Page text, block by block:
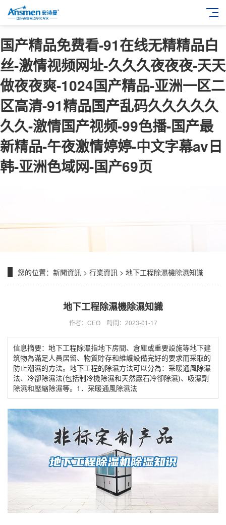
国产精品免费看-91在线无精精品白
丝-激情视频网址-久久久夜夜夜-天天
做夜夜爽-1024国产精品-亚洲一区二
区高清-91精品国产乱码久久久久久
久久-激情国产视频-99色播-国产最
新精品-午夜激情婷婷-中文字幕av日
韩-亚洲色域网-国产69页
您的位置： 新聞資訊 > 行業資訊 > 地下工程除濕機除濕知識
地下工程除濕機除濕知識
作者：CEO 時間：2023-01-17
信息摘要：地下工程除濕指地下房間、倉庫或重要設施等地下建
筑物為滿足人員居留、物質貯存和維護設備完好的要求而采取的
防止潮濕的方法。地下工程的除濕方法可以分為：采暖通風除濕
法、冷卻除濕法(包括制冷機除濕和天然巖石冷卻除濕)、吸濕劑
除濕和壓縮除濕等。1．采暖通風除濕法